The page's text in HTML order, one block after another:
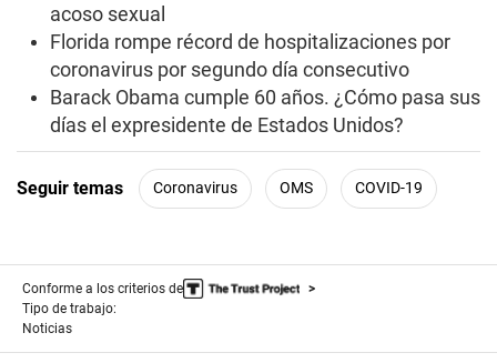
acoso sexual
Florida rompe récord de hospitalizaciones por
coronavirus por segundo día consecutivo
Barack Obama cumple 60 años. ¿Cómo pasa sus
días el expresidente de Estados Unidos?
Seguir temas Coronavirus OMS COVID-19
Conforme a los criterios de
Tipo de trabajo:
Noticias